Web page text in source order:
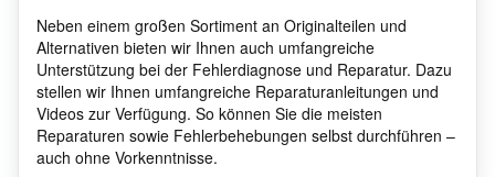
Neben einem großen Sortiment an Originalteilen und
Alternativen bieten wir Ihnen auch umfangreiche
Unterstützung bei der Fehlerdiagnose und Reparatur. Dazu
stellen wir Ihnen umfangreiche Reparaturanleitungen und
Videos zur Verfügung. So können Sie die meisten
Reparaturen sowie Fehlerbehebungen selbst durchführen –
auch ohne Vorkenntnisse.